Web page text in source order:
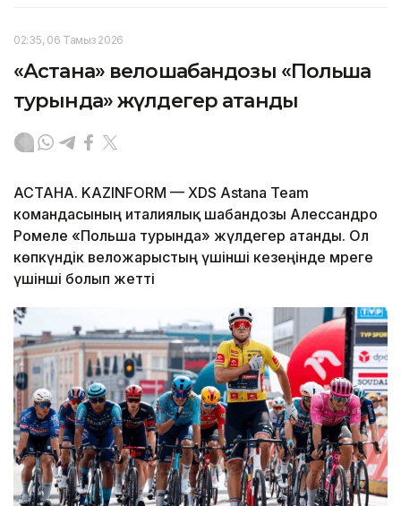
02:35, 06 Тамыз 2026
«Астана» велошабандозы «Польша
турында» жүлдегер атанды
АСТАНА. KAZINFORM — XDS Astana Team
командасының италиялық шабандозы Алессандро
Ромеле «Польша турында» жүлдегер атанды. Ол
көпкүндік веложарыстың үшінші кезеңінде мәреге
үшінші болып жетті